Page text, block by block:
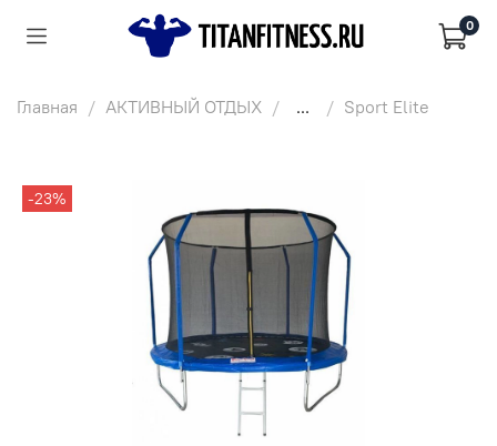
0
Главная АКТИВНЫЙ ОТДЫХ ... Sport Elite
-23%